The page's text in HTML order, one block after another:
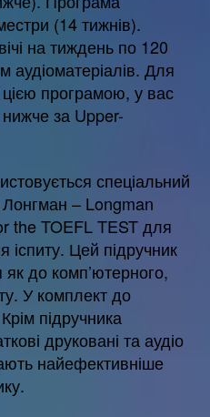
(14 тижнів).
на тиждень по 120
аудіоматеріалів. Для
програмою, у вас
за Upper-
спеціальний
– Longman
the TOEFL TEST для
іспиту. Цей підручник
як до комп’ютерного,
У комплект до
підручника
друковані та аудіо
найефективніше